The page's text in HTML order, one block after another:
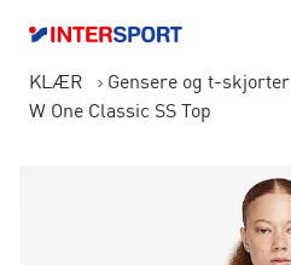
KLÆR Gensere og t-skjorter
W One Classic SS Top